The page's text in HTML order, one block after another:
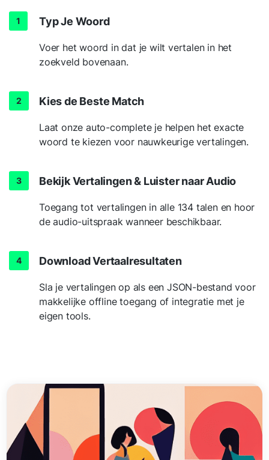
Typ Je Woord
Voer het woord in dat je wilt vertalen in het
zoekveld bovenaan.
Kies de Beste Match
Laat onze auto-complete je helpen het exacte
woord te kiezen voor nauwkeurige vertalingen.
Bekijk Vertalingen & Luister naar Audio
Toegang tot vertalingen in alle 134 talen en hoor
de audio-uitspraak wanneer beschikbaar.
Download Vertaalresultaten
Sla je vertalingen op als een JSON-bestand voor
makkelijke offline toegang of integratie met je
eigen tools.